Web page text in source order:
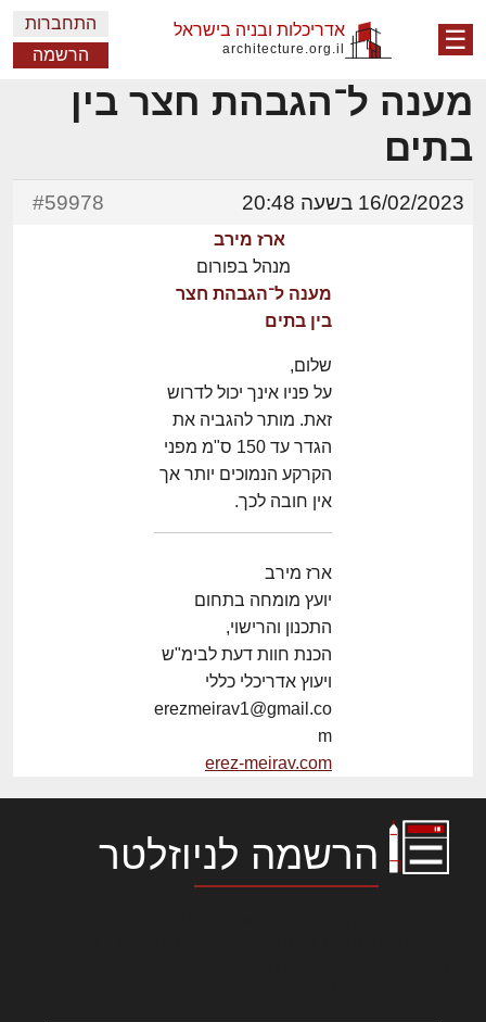
☰ אדריכלות ובניה בישראל
architecture.org.il
התחברות
הרשמה
מענה ל־הגבהת חצר בין
בתים
16/02/2023 בשעה 20:48 #59978
ארז מירב
מנהל בפורום
מענה ל־הגבהת חצר
בין בתים
שלום,
על פניו אינך יכול לדרוש
זאת. מותר להגביה את
הגדר עד 150 ס"מ מפני
הקרקע הנמוכים יותר אך
אין חובה לכך.
ארז מירב
יועץ מומחה בתחום
התכנון והרישוי,
הכנת חוות דעת לבימ"ש
ויעוץ אדריכלי כללי
erezmeirav1@gmail.co
m
erez-meirav.com
הרשמה לניוזלטר